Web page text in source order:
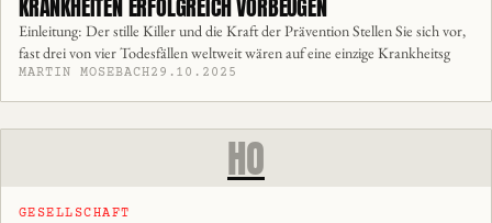
KRANKHEITEN ERFOLGREICH VORBEUGEN
Einleitung: Der stille Killer und die Kraft der Prävention Stellen Sie sich vor,
fast drei von vier Todesfällen weltweit wären auf eine einzige Krankheitsg
MARTIN MOSEBACH29.10.2025
HO
GESELLSCHAFT